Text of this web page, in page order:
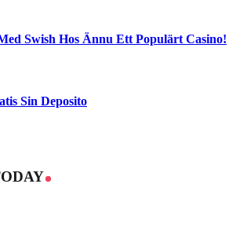
Swish Hos Ännu Ett Populärt Casino!
Sin Deposito